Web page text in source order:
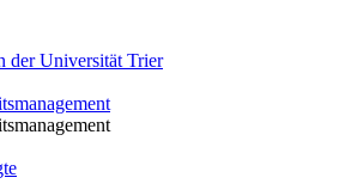
der Universität Trier